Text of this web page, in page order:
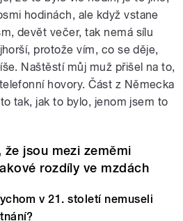
hodinách, ale když vstane
devět večer, tak nemá sílu
protože vím, co se děje,
Naštěstí můj muž přišel na to,
hovory. Část z Německa
tak, jak to bylo, jenom jsem to
že jsou mezi zeměmi
rozdíly ve mzdách
v 21. století nemuseli